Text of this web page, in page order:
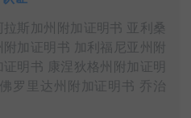
斯加州附加证明书 亚利桑
加证明书 加利福尼亚州附
明书 康涅狄格州附加证明
罗里达州附加证明书 乔治